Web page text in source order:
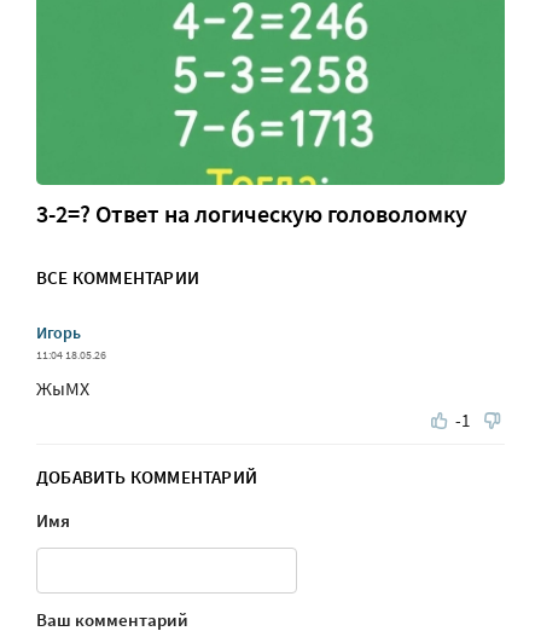
3-2=? Ответ на логическую головоломку
ВСЕ КОММЕНТАРИИ
Игорь
11:04 18.05.26
ЖыМХ
-1
ДОБАВИТЬ КОММЕНТАРИЙ
Имя
Ваш комментарий